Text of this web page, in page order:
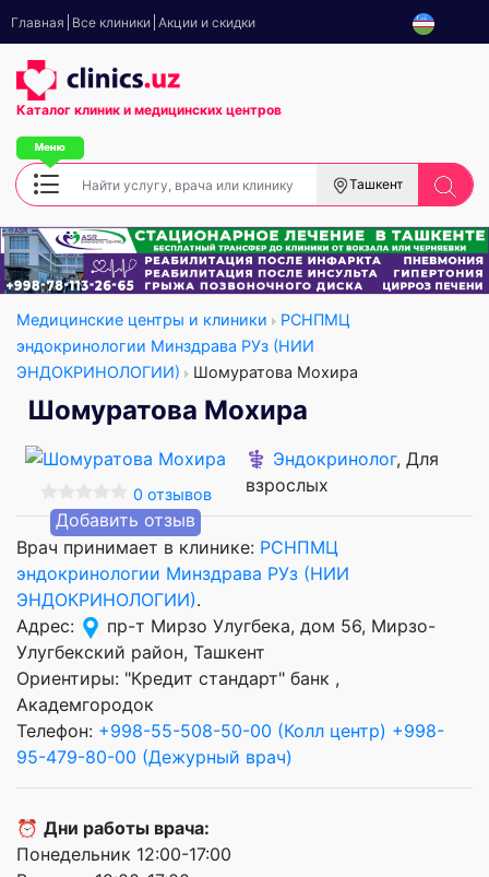
Главная Все клиники Акции и скидки
Каталог клиник и медицинских центров
Ташкент
Медицинские центры и клиники
РСНПМЦ
эндокринологии Минздрава РУз (НИИ
ЭНДОКРИНОЛОГИИ)
Шомуратова Мохира
Шомуратова Мохира
0 отзывов
Добавить отзыв
⚕️ Эндокринолог, Для
взрослых
Врач принимает в клинике: РСНПМЦ
эндокринологии Минздрава РУз (НИИ
ЭНДОКРИНОЛОГИИ).
Адрес:
пр-т Мирзо Улугбека, дом 56, Мирзо-
Улугбекский район, Ташкент
Ориентиры: "Кредит стандарт" банк ,
Академгородок
Телефон: +998-55-508-50-00 (Колл центр) +998-
95-479-80-00 (Дежурный врач)
⏰ Дни работы врача:
Понедельник 12:00-17:00